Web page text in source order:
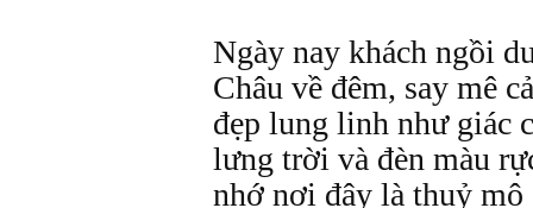
Ngày nay khách ngồi
Châu về đêm, say mê
đẹp lung linh như giác
lưng trời và đèn màu
nhớ nơi đây là thuỷ mộ